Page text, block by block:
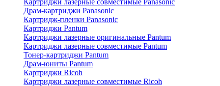
Картриджи лазерные совместимые Panasonic
Драм-картриджи Panasonic
Картридж-пленки Panasonic
Картриджи Pantum
Картриджи лазерные оригинальные Pantum
Картриджи лазерные совместимые Pantum
Тонер-картриджи Pantum
Драм-юниты Pantum
Картриджи Ricoh
Картриджи лазерные совместимые Ricoh